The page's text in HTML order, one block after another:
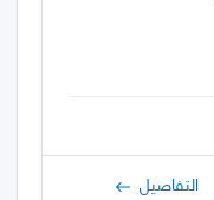
التفاصيل